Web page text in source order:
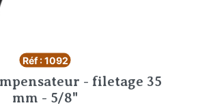
Réf : 1092
- filetage 35
mm - 5/8"